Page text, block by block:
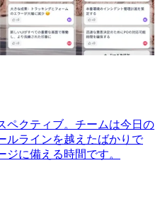
ペクティブ。チームは今日の
ルラインを越えたばかりで
に備える時間です。